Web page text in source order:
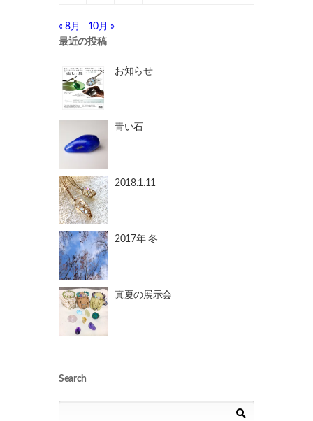
« 8月
10月 »
最近の投稿
お知らせ
青い石
2018.1.11
2017年 冬
真夏の展示会
Search